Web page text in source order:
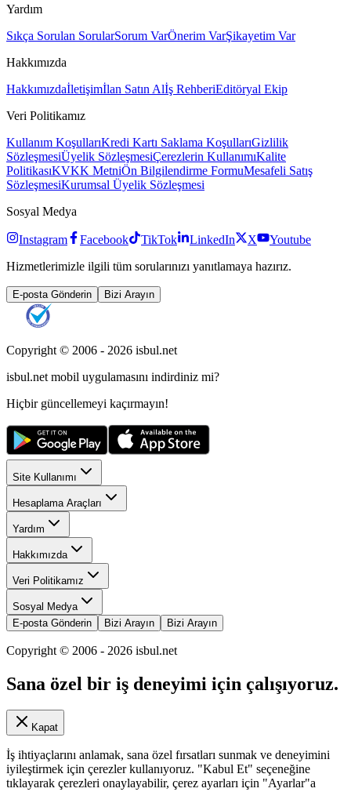
Yardım
Sıkça Sorulan SorularSorum VarÖnerim VarŞikayetim Var
Hakkımızda
Hakkımızdaİletişimİlan Satın Alİş RehberiEditöryal Ekip
Veri Politikamız
Kullanım KoşullarıKredi Kartı Saklama KoşullarıGizlilik
SözleşmesiÜyelik SözleşmesiÇerezlerin KullanımıKalite
PolitikasıKVKK MetniÖn Bilgilendirme FormuMesafeli Satış
SözleşmesiKurumsal Üyelik Sözleşmesi
Sosyal Medya
Instagram Facebook TikTok LinkedIn X
Youtube
Hizmetlerimizle ilgili tüm sorularınızı yanıtlamaya hazırız.
E-posta Gönderin Bizi Arayın
Copyright © 2006 - 2026 isbul.net
isbul.net mobil uygulamasını indirdiniz mi?
Hiçbir güncellemeyi kaçırmayın!
Site Kullanımı
Hesaplama Araçları
Yardım
Hakkımızda
Veri Politikamız
Sosyal Medya
E-posta Gönderin
Bizi Arayın Bizi Arayın
Copyright © 2006 - 2026 isbul.net
Sana özel bir iş deneyimi için çalışıyoruz.
Kapat
İş ihtiyaçlarını anlamak, sana özel fırsatları sunmak ve deneyimini
iyileştirmek için çerezler kullanıyoruz. "Kabul Et" seçeneğine
tıklayarak çerezleri onaylayabilir, çerez ayarları için "Ayarlar"a